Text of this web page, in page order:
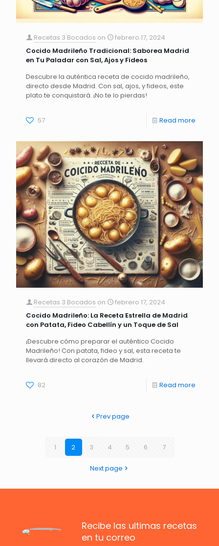
Recetas 3 Bocados on
febrero 17, 2024
Cocido Madrileño Tradicional: Saborea Madrid
en Tu Paladar con Sal, Ajos y Fideos
Descubre la auténtica receta de cocido madrileño,
directo desde Madrid. Con sal, ajos, y fideos, este
plato te conquistará. ¡No te lo pierdas!
57 Read more
Recetas 3 Bocados on
febrero 17, 2024
Cocido Madrileño: La Receta Estrella de Madrid
con Patata, Fideo Cabellín y un Toque de Sal
¡Descubre cómo preparar el auténtico Cocido
Madrileño! Con patata, fideo y sal, esta receta te
llevará directo al corazón de Madrid.
82 Read more
Prev page
1 2 3 4 5 6 7
Next page
Recibe las ultimas recetas
en tu correo